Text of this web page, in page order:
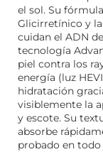
el sol. Su
Glicirretínico y
cuidan el ADN
tecnología
piel contra los
energía (luz
hidratación
visiblemente la
y escote. Su
absorbe
probado en